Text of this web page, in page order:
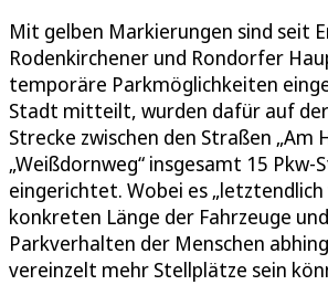
Mit gelben Markierungen sind seit
Rodenkirchener und Rondorfer
temporäre Parkmöglichkeiten
Stadt mitteilt, wurden dafür auf
Strecke zwischen den Straßen „Am
„Weißdornweg“ insgesamt 15 Pkw-
eingerichtet. Wobei es
konkreten Länge der Fahrzeuge
Parkverhalten der Menschen
vereinzelt mehr Stellplätze sein